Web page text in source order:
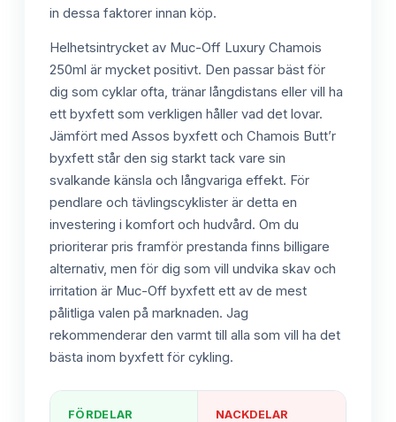
in dessa faktorer innan köp.
Helhetsintrycket av Muc-Off Luxury Chamois
250ml är mycket positivt. Den passar bäst för
dig som cyklar ofta, tränar långdistans eller vill ha
ett byxfett som verkligen håller vad det lovar.
Jämfört med Assos byxfett och Chamois Butt’r
byxfett står den sig starkt tack vare sin
svalkande känsla och långvariga effekt. För
pendlare och tävlingscyklister är detta en
investering i komfort och hudvård. Om du
prioriterar pris framför prestanda finns billigare
alternativ, men för dig som vill undvika skav och
irritation är Muc-Off byxfett ett av de mest
pålitliga valen på marknaden. Jag
rekommenderar den varmt till alla som vill ha det
bästa inom byxfett för cykling.
FÖRDELAR NACKDELAR